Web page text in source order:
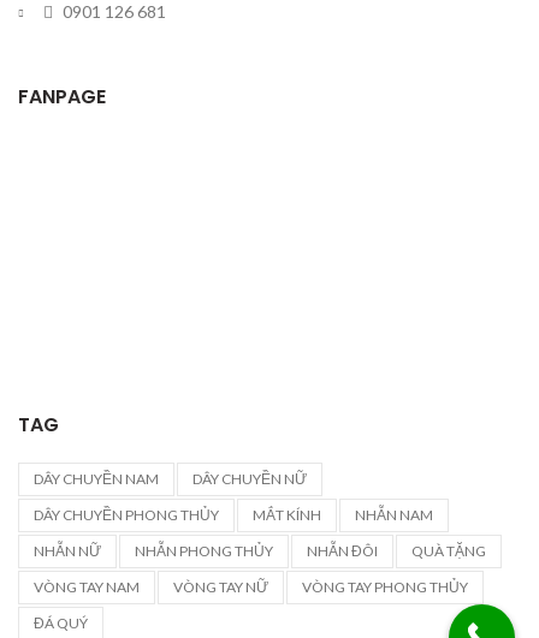
0901 126 681
FANPAGE
TAG
DÂY CHUYỀN NAM
DÂY CHUYỀN NỮ
DÂY CHUYỀN PHONG THỦY
MẮT KÍNH
NHẪN NAM
NHẪN NỮ
NHẪN PHONG THỦY NHẪN ĐÔI
QUÀ TẶNG
VÒNG TAY NAM
VÒNG TAY NỮ
VÒNG TAY PHONG THỦY
ĐÁ QUÝ